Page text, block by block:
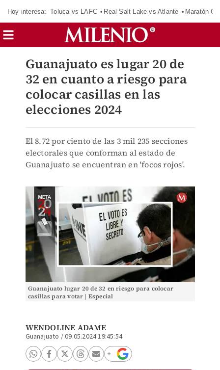
Hoy interesa: Toluca vs LAFC Real Salt Lake vs Atlante Maratón
Guanajuato es lugar 20 de
32 en cuanto a riesgo para
colocar casillas en las
elecciones 2024
El 8.72 por ciento de las 3 mil 235 secciones
electorales que conforman al estado de
Guanajuato se encuentran en 'focos rojos'.
Guanajuato lugar 20 de 32 en riesgo para colocar
casillas para votar | Especial
WENDOLINE ADAME
Guanajuato /09.05.2024 19:45:54